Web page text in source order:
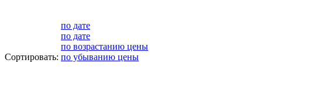
Сортировать:
по дате
по дате
по возрастанию цены
по убыванию цены